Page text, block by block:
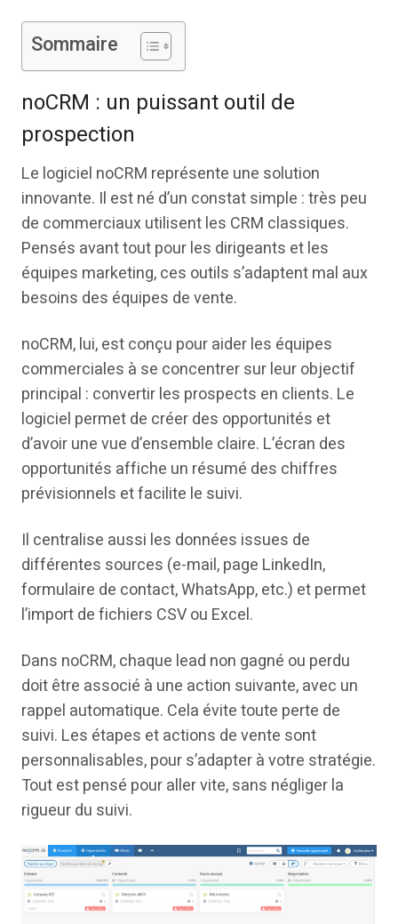
Sommaire
noCRM : un puissant outil de
prospection
Le logiciel noCRM représente une solution
innovante. Il est né d’un constat simple : très peu
de commerciaux utilisent les CRM classiques.
Pensés avant tout pour les dirigeants et les
équipes marketing, ces outils s’adaptent mal aux
besoins des équipes de vente.
noCRM, lui, est conçu pour aider les équipes
commerciales à se concentrer sur leur objectif
principal : convertir les prospects en clients. Le
logiciel permet de créer des opportunités et
d’avoir une vue d’ensemble claire. L’écran des
opportunités affiche un résumé des chiffres
prévisionnels et facilite le suivi.
Il centralise aussi les données issues de
différentes sources (e-mail, page LinkedIn,
formulaire de contact, WhatsApp, etc.) et permet
l’import de fichiers CSV ou Excel.
Dans noCRM, chaque lead non gagné ou perdu
doit être associé à une action suivante, avec un
rappel automatique. Cela évite toute perte de
suivi. Les étapes et actions de vente sont
personnalisables, pour s’adapter à votre stratégie.
Tout est pensé pour aller vite, sans négliger la
rigueur du suivi.